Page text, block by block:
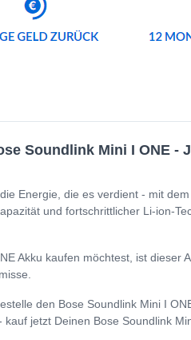
Soundlink Mini I ONE -
Energie, die es verdient - mit
und fortschrittlicher Li-ion-
Akku kaufen möchtest, ist dieser
den Bose Soundlink Mini I
jetzt Deinen Bose Soundlink